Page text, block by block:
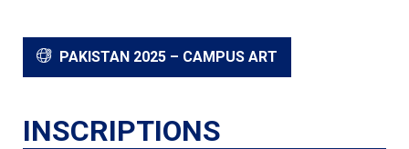
PAKISTAN 2025 – CAMPUS ART
INSCRIPTIONS